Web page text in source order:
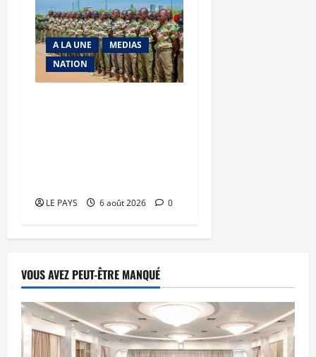
A LA UNE
MEDIAS
NATION
LE PAYS 6 août 2026 0
VOUS AVEZ PEUT-ÊTRE MANQUÉ